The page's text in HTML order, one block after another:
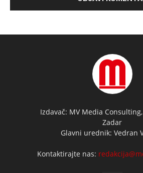
Izdavač: MV Media
Zadar
Glavni urednik: Vedran
Kontaktirajte nas: